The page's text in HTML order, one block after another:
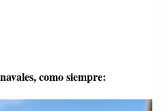
como siempre: